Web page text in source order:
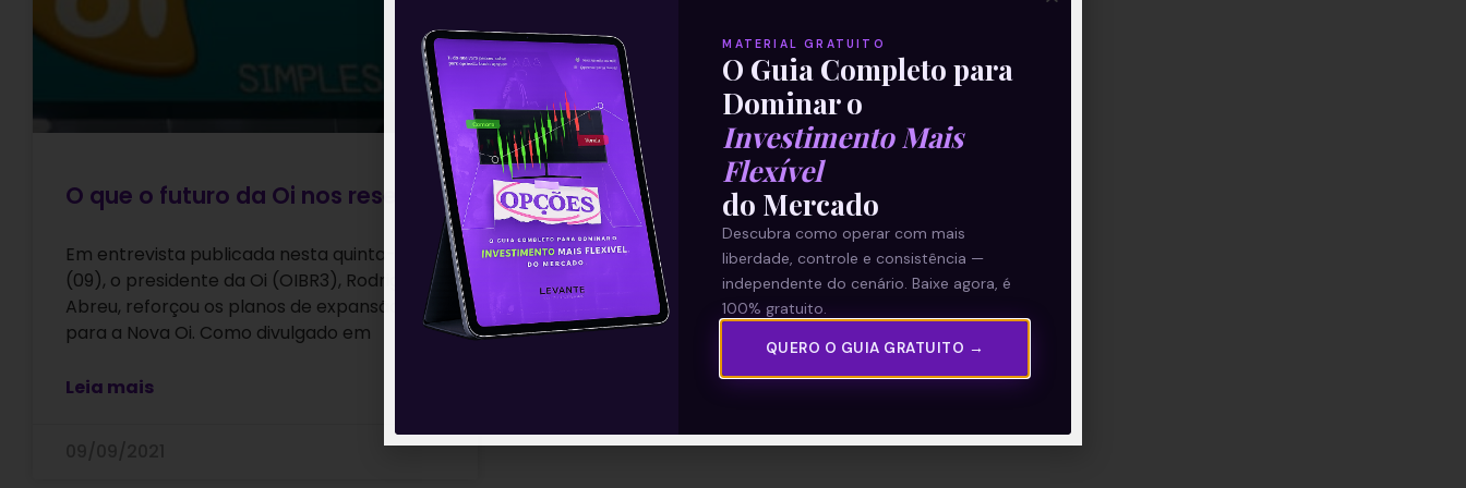
O que o futuro da Oi nos reserva
Em entrevista publicada nesta quinta-feira
(09), o presidente da Oi (OIBR3), Rodrigo
Abreu, reforçou os planos de expansão
para a Nova Oi. Como divulgado em
Leia mais
MATERIAL GRATUITO
O Guia Completo para
Dominar o
Investimento Mais
Flexível
do Mercado
Descubra como operar com mais
liberdade, controle e consistência —
independente do cenário. Baixe agora, é
100% gratuito.
QUERO O GUIA GRATUITO →